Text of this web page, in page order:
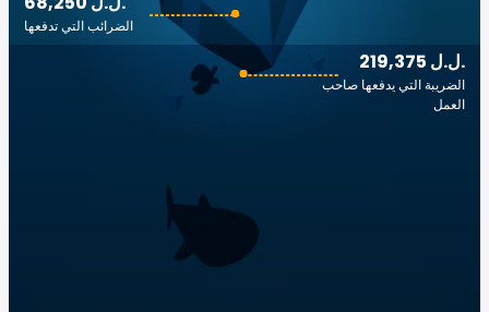
219,375 ل.ل.‎
الضريبة التي يدفعها صاحب
العمل
الضرائب التي تدفعها